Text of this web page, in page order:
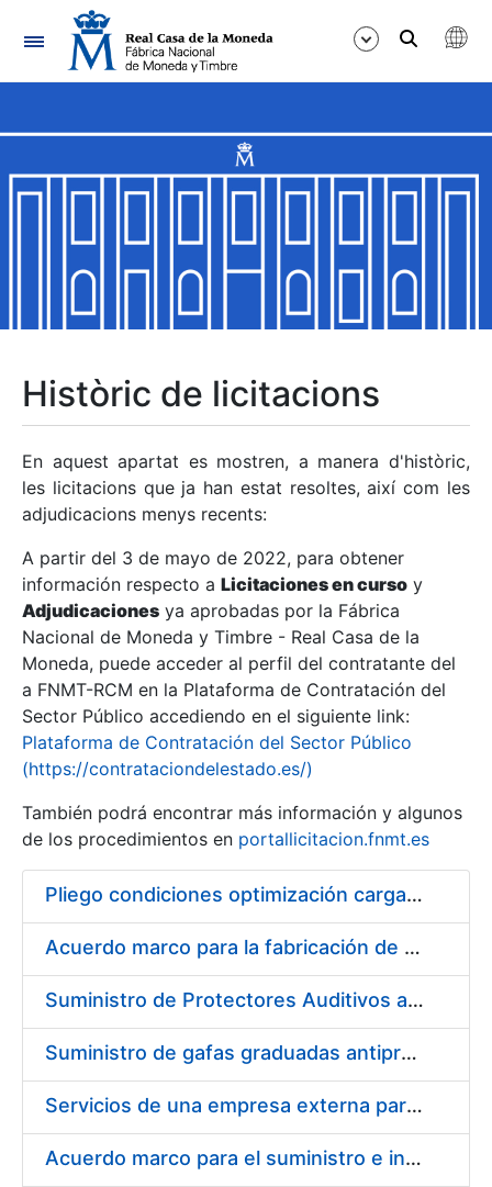
Navegació
Mostra/Amaga
Mostra/Amaga
Mostra/Amaga
Mostra/Amaga
Mostra/Amaga
Mostra/Amaga
Històric de licitacions
En aquest apartat es mostren, a manera d'històric,
les licitacions que ja han estat resoltes, així com les
adjudicacions menys recents:
A partir del 3 de mayo de 2022, para obtener
información respecto a Licitaciones en curso y
Adjudicaciones ya aprobadas por la Fábrica
Nacional de Moneda y Timbre - Real Casa de la
Moneda, puede acceder al perfil del contratante del
a FNMT-RCM en la Plataforma de Contratación del
Sector Público accediendo en el siguiente link:
Plataforma de Contratación del Sector Público
(https://contrataciondelestado.es/)
También podrá encontrar más información y algunos
de los procedimientos en portallicitacion.fnmt.es
Pliego condiciones optimización cargas compras firmado
Acuerdo marco para la fabricación de piezas
Suministro de Protectores Auditivos a medida para las personas trabajadoras de los Centros de Trabajo de Madrid y Burgos
Suministro de gafas graduadas antiproyecciones para los trabajadores de la FNMT-RCM en los centros de trabajo de Madrid y Burgos
Servicios de una empresa externa para el asesoramiento y resolución de los recursos de alzada que se presentan relacionados con procesos de selección para la FNMT-RCM
Acuerdo marco para el suministro e instalación de persianas, estores y otros complementos